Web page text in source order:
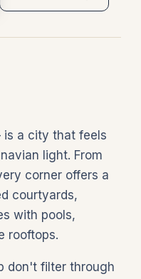
a city that feels
light. From
corner offers a
courtyards,
with pools,
rooftops.
don't filter through